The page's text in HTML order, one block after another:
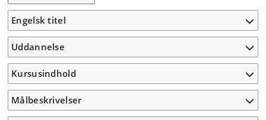
Engelsk titel
Uddannelse
Kursusindhold
Målbeskrivelser